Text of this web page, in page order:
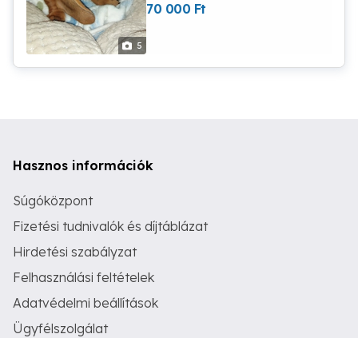
5
70 000 Ft
Hasznos információk
Súgóközpont
Fizetési tudnivalók és díjtáblázat
Hirdetési szabályzat
Felhasználási feltételek
Adatvédelmi beállítások
Ügyfélszolgálat